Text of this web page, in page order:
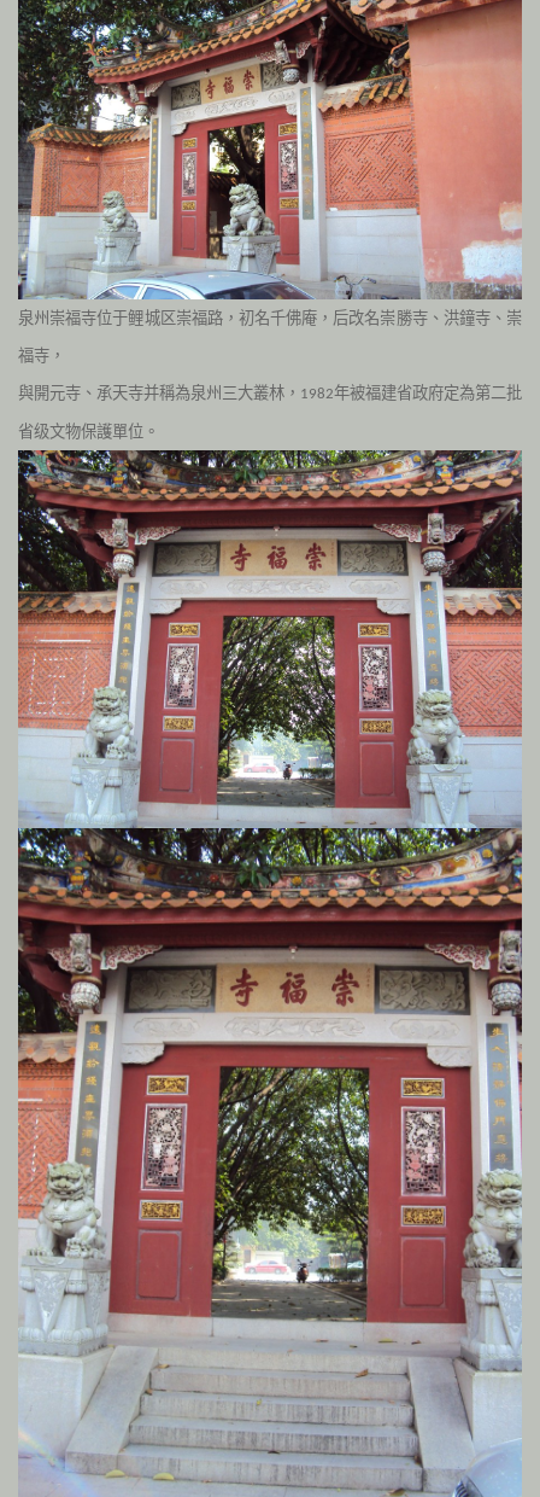
泉州崇福寺位于鲤城区崇福路，初名千佛庵，后改名崇勝寺、洪鐘寺、崇
福寺，
與開元寺、承天寺并稱為泉州三大叢林， 1982年被福建省政府定為第二批
省级文物保護單位。